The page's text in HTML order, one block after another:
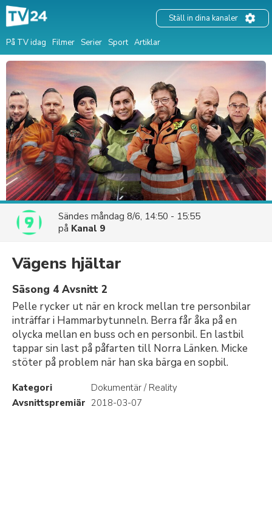
På TV idag Filmer Serier Sport Artiklar
Ställ in dina kanaler
Sändes måndag 8/6, 14:50 - 15:55
på Kanal 9
Vägens hjältar
Säsong 4 Avsnitt 2
Pelle rycker ut när en krock mellan tre personbilar
inträffar i Hammarbytunneln. Berra får åka på en
olycka mellan en buss och en personbil. En lastbil
tappar sin last på påfarten till Norra Länken. Micke
stöter på problem när han ska bärga en sopbil.
Kategori
Dokumentär / Reality
Avsnittspremiär 2018-03-07